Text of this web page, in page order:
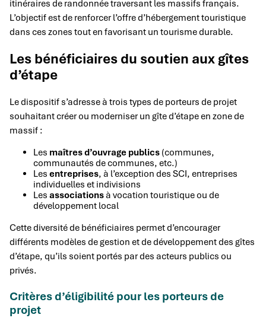
itinéraires de randonnée traversant les massifs français.
L’objectif est de renforcer l’offre d’hébergement touristique
dans ces zones tout en favorisant un tourisme durable.
Les bénéficiaires du soutien aux gîtes
d’étape
Le dispositif s’adresse à trois types de porteurs de projet
souhaitant créer ou moderniser un gîte d’étape en zone de
massif :
Les maîtres d’ouvrage publics (communes,
communautés de communes, etc.)
Les entreprises, à l’exception des SCI, entreprises
individuelles et indivisions
Les associationsà vocation touristique ou de
développement local
Cette diversité de bénéficiaires permet d’encourager
différents modèles de gestion et de développement des gîtes
d’étape, qu’ils soient portés par des acteurs publics ou
privés.
Critères d’éligibilité pour les porteurs de
projet